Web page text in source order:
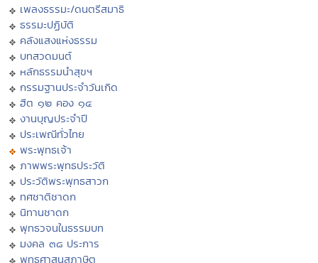
เพลงธรรมะ/ดนตรีสมาธิ
ธรรมะปฏิบัติ
คลังแสงแห่งธรรม
บทสวดมนต์
หลักธรรมนำสุขฯ
กรรมฐานประจำวันเกิด
ฮีต ๑๒ คอง ๑๔
งานบุญประจำปี
ประเพณีทั่วไทย
พระพุทธเจ้า
ภาพพระพุทธประวัติ
ประวัติพระพุทธสาวก
ทศชาติชาดก
นิทานชาดก
พุทธวจนในธรรมบท
มงคล ๓๘ ประการ
พุทธศาสนสุภาษิต